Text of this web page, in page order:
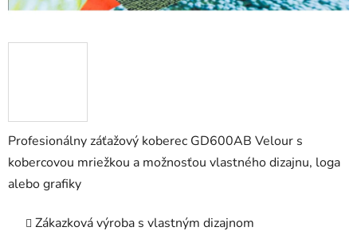
Profesionálny záťažový koberec GD600AB Velour s
kobercovou mriežkou a možnosťou vlastného dizajnu, loga
alebo grafiky
Zákazková výroba s vlastným dizajnom